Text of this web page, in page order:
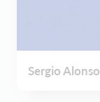
Sergio Alonso